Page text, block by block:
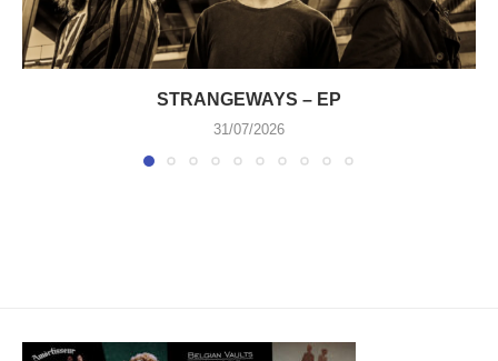
STRANGEWAYS – EP
31/07/2026